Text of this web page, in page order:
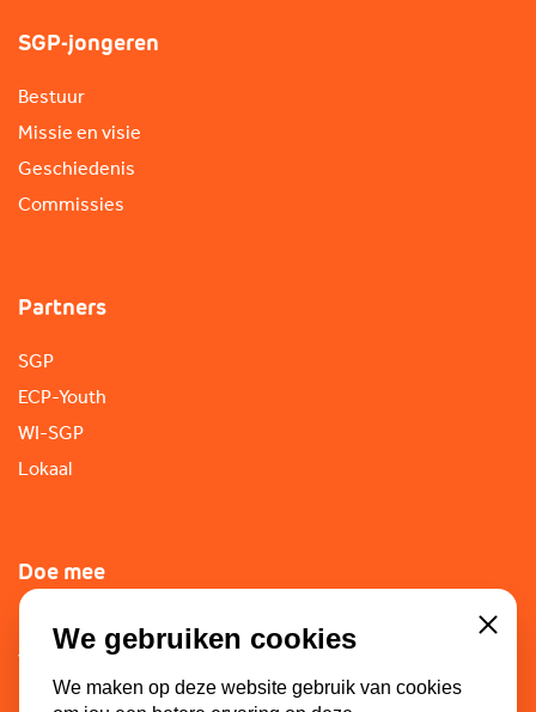
SGP-jongeren
Bestuur
Missie en visie
Geschiedenis
Commissies
Partners
SGP
ECP-Youth
WI-SGP
Lokaal
Doe mee
Lid worden
Vacatures
Doneren
We gebruiken cookies
We maken op deze website gebruik van cookies
Close